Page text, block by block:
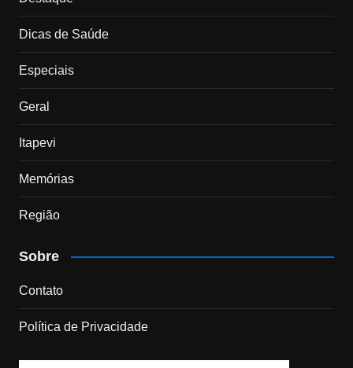
Dicas de Saúde
Especiais
Geral
Itapevi
Memórias
Região
Sobre
Contato
Política de Privacidade